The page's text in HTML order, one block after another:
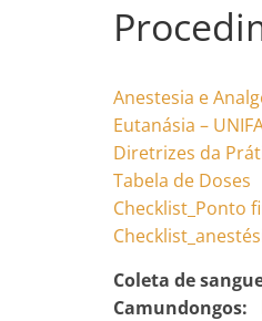
Anestesia e
Eutanásia –
Diretrizes da
Tabela de Doses
Checklist_Ponto
Coleta de
Camundongos: